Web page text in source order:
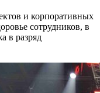
и корпоративных
сотрудников, в
в разряд